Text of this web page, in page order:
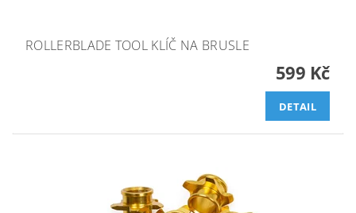
ROLLERBLADE TOOL KLÍČ NA BRUSLE
599 Kč
DETAIL